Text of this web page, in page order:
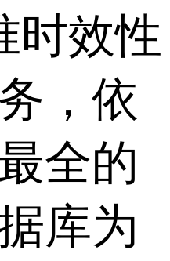
时效性
，依
全的
库为